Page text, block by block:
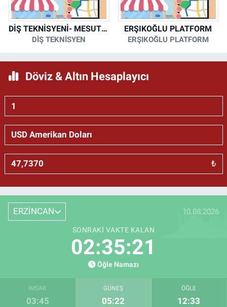
DİŞ TEKNİSYENİ- MESUT KORKMAZ
DİŞ TEKNİSYEN
ERŞIKOĞLU PLATFORM
ERŞIKOĞLU PLATFORM
Döviz & Altın Hesaplayıcı
₺
ERZİNCAN 10.08.2026
SONRAKI VAKTE KALAN
02:35:20
Öğle Namazı
İMSAK
03:45
GÜNEŞ
05:22
ÖĞLE
12:33